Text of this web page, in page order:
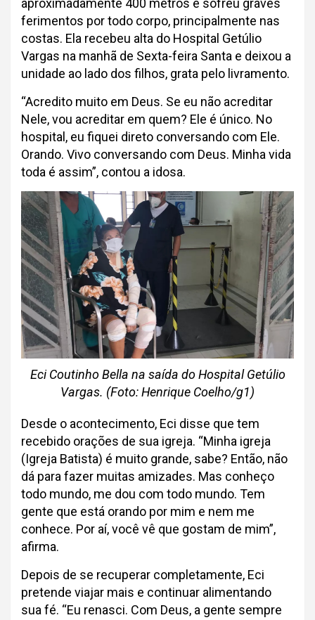
aproximadamente 400 metros e sofreu graves
ferimentos por todo corpo, principalmente nas
costas. Ela recebeu alta do Hospital Getúlio
Vargas na manhã de Sexta-feira Santa e deixou a
unidade ao lado dos filhos, grata pelo livramento.
“Acredito muito em Deus. Se eu não acreditar
Nele, vou acreditar em quem? Ele é único. No
hospital, eu fiquei direto conversando com Ele.
Orando. Vivo conversando com Deus. Minha vida
toda é assim”, contou a idosa.
Eci Coutinho Bella na saída do Hospital Getúlio
Vargas. (Foto: Henrique Coelho/g1)
Desde o acontecimento, Eci disse que tem
recebido orações de sua igreja. “Minha igreja
(Igreja Batista) é muito grande, sabe? Então, não
dá para fazer muitas amizades. Mas conheço
todo mundo, me dou com todo mundo. Tem
gente que está orando por mim e nem me
conhece. Por aí, você vê que gostam de mim”,
afirma.
Depois de se recuperar completamente, Eci
pretende viajar mais e continuar alimentando
sua fé. “Eu renasci. Com Deus, a gente sempre